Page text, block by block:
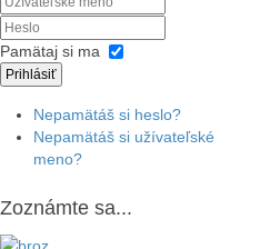
Pamätaj si ma
Prihlásiť
Nepamätáš si heslo?
Nepamätáš si užívateľské
meno?
Zoznámte sa...